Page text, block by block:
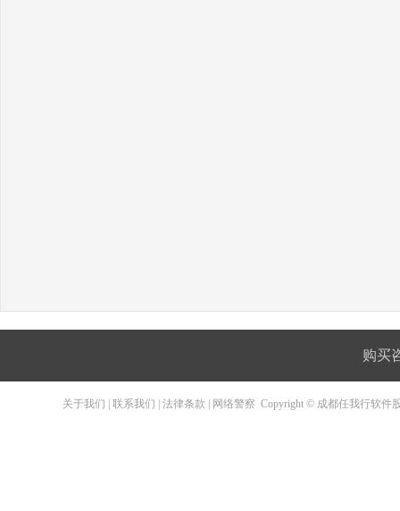
购买
关于我们 联系我们 法律条款 网络警察 Copyright © 成都任我行软件